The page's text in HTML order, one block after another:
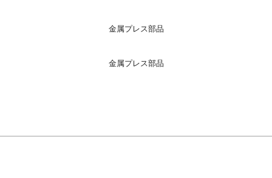
金属プレス部品
金属プレス部品